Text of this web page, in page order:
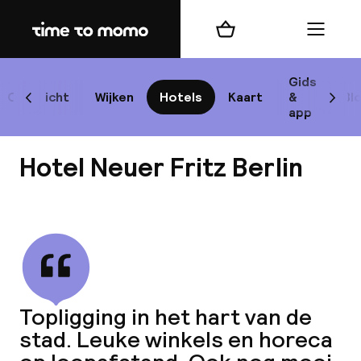
Home
Overzicht Wijken Hotels Kaart
Gids
&
app
Scroll naar links
Winkelmand Menu
Hotel Neuer Fritz Berlin
Topligging in het hart van de
stad. Leuke winkels en horeca